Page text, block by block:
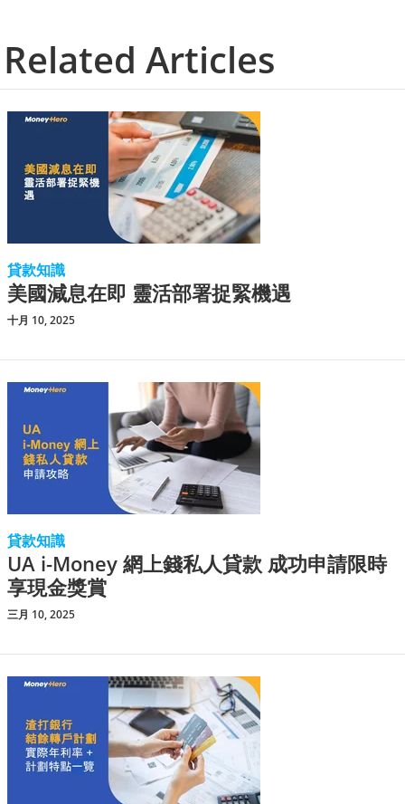
Related Articles
貸款知識
美國減息在即 靈活部署捉緊機遇
十月 10, 2025
貸款知識
UA i-Money 網上錢私人貸款 成功申請限時
享現金獎賞
三月 10, 2025